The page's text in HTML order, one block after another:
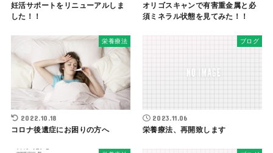
妊活サポートをリニューアルしま
した！！
オリゴスキャンで有害重金属と必
須ミネラル状態を見てみた！！
栄養療法
2022.10.18
コロナ後遺症にお困りの方へ
ブログ
2023.11.06
栄養療法、再開致します